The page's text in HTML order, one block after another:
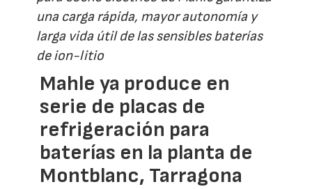
una carga rápida, mayor autonomía y
larga vida útil de las sensibles baterías
de ion-litio
Mahle ya produce en
serie de placas de
refrigeración para
baterías en la planta de
Montblanc, Tarragona